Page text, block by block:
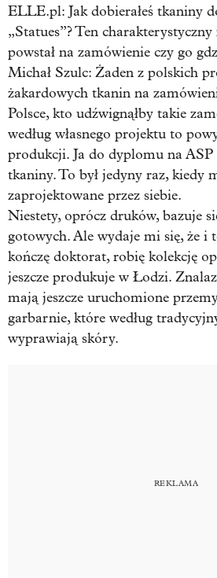
ELLE.pl: Jak dobierałeś tkaniny
„Statues”? Ten
powstał na zamówienie czy go
Michał Szulc: Żaden z polskich
żakardowych tkanin na
Polsce, kto udźwignąłby takie
według własnego projektu to
produkcji. Ja do dyplomu na ASP
tkaniny. To był jedyny raz, kiedy
zaprojektowane przez siebie.
Niestety, oprócz druków, bazuje
gotowych. Ale wydaje mi się, że i
kończę doktorat, robię kolekcję
jeszcze produkuje w Łodzi.
mają jeszcze uruchomione
garbarnie, które według
wyprawiają skóry.